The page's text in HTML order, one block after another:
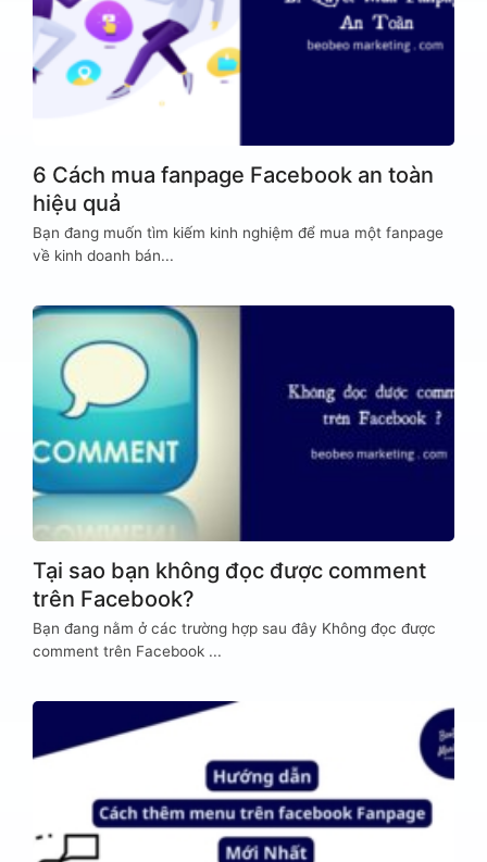
6 Cách mua fanpage Facebook an toàn
hiệu quả
Bạn đang muốn tìm kiếm kinh nghiệm để mua một fanpage
về kinh doanh bán...
Tại sao bạn không đọc được comment
trên Facebook?
Bạn đang nằm ở các trường hợp sau đây Không đọc được
comment trên Facebook ...